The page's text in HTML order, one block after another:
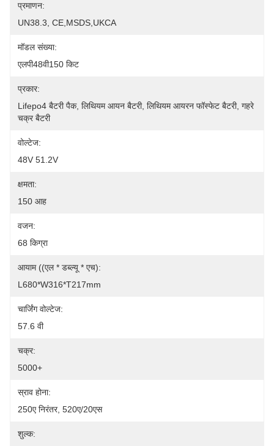
प्रमाणन:
UN38.3, CE,MSDS,UKCA
मॉडल संख्या:
एलपी48वी150 किट
प्रकार:
Lifepo4 बैटरी पैक, लिथियम आयन बैटरी, लिथियम आयरन फॉस्फेट बैटरी, गहरे
चक्र बैटरी
वोल्टेज:
48V 51.2V
क्षमता:
150 आह
वजन:
68 किग्रा
आयाम ((एल * डब्ल्यू * एच):
L680*W316*T217mm
चार्जिंग वोल्टेज:
57.6 वी
चक्र:
5000+
स्राव होना:
250ए निरंतर, 520ए/20एस
शुल्क: